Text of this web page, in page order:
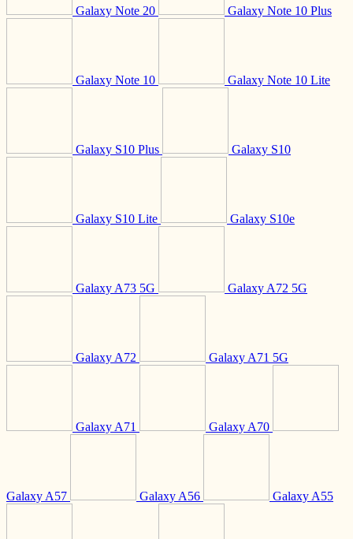
Galaxy Note 20 Galaxy Note 10 Plus
Galaxy Note 10 Galaxy Note 10 Lite
Galaxy S10 Plus Galaxy S10
Galaxy S10 Lite Galaxy S10e
Galaxy A73 5G Galaxy A72 5G
Galaxy A72 Galaxy A71 5G
Galaxy A71 Galaxy A70
Galaxy A57 Galaxy A56 Galaxy A55